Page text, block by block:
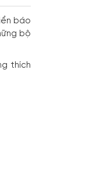
báo
bộ
thích